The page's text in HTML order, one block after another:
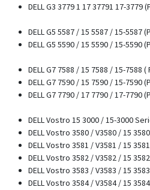
DELL G3 3779 1 17 37791 17-3779
DELL G5 5587 / 15 5587 / 15-5587
DELL G5 5590 / 15 5590 / 15-5590
DELL G7 7588 / 15 7588 / 15-7588 (
DELL G7 7590 / 15 7590 / 15-7590
DELL G7 7790 / 17 7790 / 17-7790
DELL Vostro 15 3000 / 15-3000
DELL Vostro 3580 / V3580 / 15
DELL Vostro 3581 / V3581 / 15
DELL Vostro 3582 / V3582 / 15
DELL Vostro 3583 / V3583 / 15
DELL Vostro 3584 / V3584 / 15